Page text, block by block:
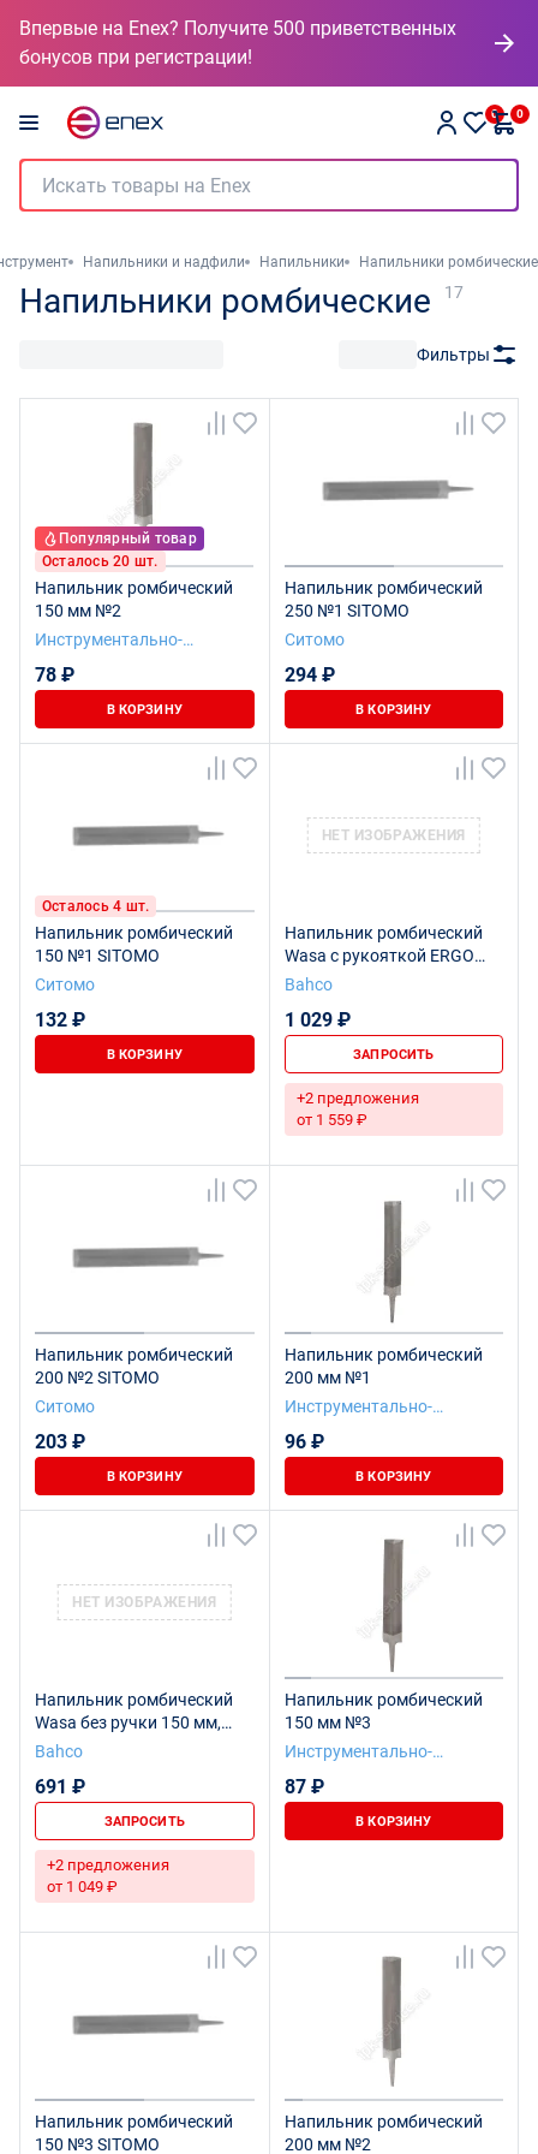
Впервые на Enex? Получите 500 приветственных
бонусов при регистрации!
0 0
Напильники и надфили Напильники Напильники ромбические
Напильники ромбические 17
Фильтры
Популярный товар
Осталось 20 шт.
Напильник ромбический
150 мм №2
Инструментально-
78 ₽
В КОРЗИНУ
Напильник ромбический
250 №1 SITOMO
Ситомо
294 ₽
В КОРЗИНУ
Осталось 4 шт.
Напильник ромбический
150 №1 SITOMO
Ситомо
132 ₽
В КОРЗИНУ
НЕТ ИЗОБРАЖЕНИЯ
Напильник ромбический
Wasa с рукояткой ERGO
150 мм, бархатный
Bahco
1 029 ₽
ЗАПРОСИТЬ
+2 предложения
от 1 559 ₽
Напильник ромбический
200 №2 SITOMO
Ситомо
203 ₽
В КОРЗИНУ
Напильник ромбический
200 мм №1
Инструментально-
96 ₽
В КОРЗИНУ
НЕТ ИЗОБРАЖЕНИЯ
Напильник ромбический
Wasa без ручки 150 мм,
насечка бархатная
Bahco
691 ₽
ЗАПРОСИТЬ
+2 предложения
от 1 049 ₽
Напильник ромбический
150 мм №3
Инструментально-
87 ₽
В КОРЗИНУ
Напильник ромбический
150 №3 SITOMO
Напильник ромбический
200 мм №2